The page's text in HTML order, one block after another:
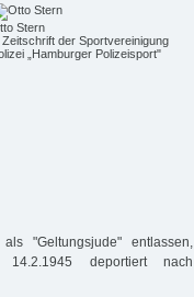
Stern
der Sportvereinigung
„Hamburger Polizeisport"
"Geltungsjude" entlassen,
14.2.1945 deportiert nach